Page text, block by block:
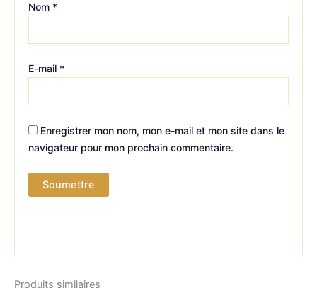
Nom *
E-mail *
Enregistrer mon nom, mon e-mail et mon site dans le
navigateur pour mon prochain commentaire.
Produits similaires